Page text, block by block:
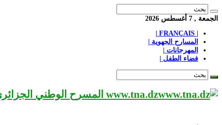
الجمعة , 7 أغسطس 2026
المسارح الجهوية |
المهرجانات |
فضاء الطفل |
www.tna.dz المسرح الوطني الجزائري مؤسسة ثقافية عريقة تابعة لوزارة الثقافة-الجزائر، يحمل اسم العميد «محي الدين بشطارزي».